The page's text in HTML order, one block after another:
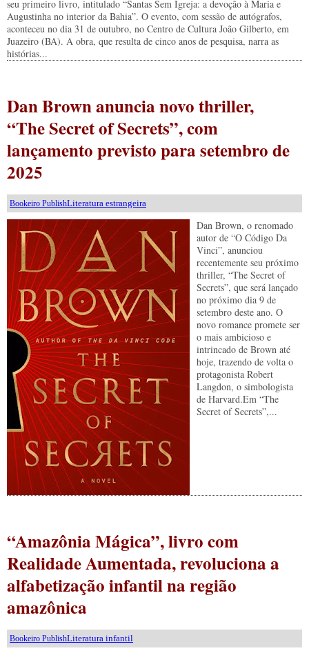
seu primeiro livro, intitulado “Santas Sem Igreja: a devoção à Maria e
Augustinha no interior da Bahia”. O evento, com sessão de autógrafos,
aconteceu no dia 31 de outubro, no Centro de Cultura João Gilberto, em
Juazeiro (BA). A obra, que resulta de cinco anos de pesquisa, narra as
histórias...
Dan Brown anuncia novo thriller,
“The Secret of Secrets”, com
lançamento previsto para setembro de
2025
Bookeiro PublishLiteratura estrangeira
Dan Brown, o renomado
autor de “O Código Da
Vinci”, anunciou
recentemente seu próximo
thriller, “The Secret of
Secrets”, que será lançado
no próximo dia 9 de
setembro deste ano. O
novo romance promete ser
o mais ambicioso e
intrincado de Brown até
hoje, trazendo de volta o
protagonista Robert
Langdon, o simbologista
de Harvard.Em “The
Secret of Secrets”,...
“Amazônia Mágica”, livro com
Realidade Aumentada, revoluciona a
alfabetização infantil na região
amazônica
Bookeiro PublishLiteratura infantil